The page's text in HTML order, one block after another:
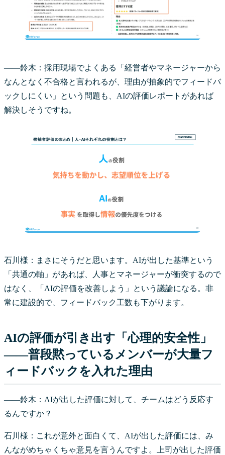
――鈴木：採用現場でよくある「経営者やマネージャーから
なんとなく不合格と言われるが、理由が抽象的でフィードバ
ックしにくい」という問題も、AIの評価レポートがあれば
解決しそうですね。
石川様：まさにそうだと思います。AIが出した基準という
「共通の軸」があれば、人事とマネージャーが衝突するので
はなく、「AIの評価を改善しよう」という議論になる。非
常に建設的で、フィードバック工数も下がります。
AIの評価が引き出す「心理的安全性」
——普段黙っているメンバーが大量フ
ィードバックを入れた理由
――鈴木：AIが出した評価に対して、チームはどう反応す
るんですか？
石川様：これが意外と面白くて、AIが出した評価には、み
んながめちゃくちゃ意見を言うんですよ。上司が出した評価